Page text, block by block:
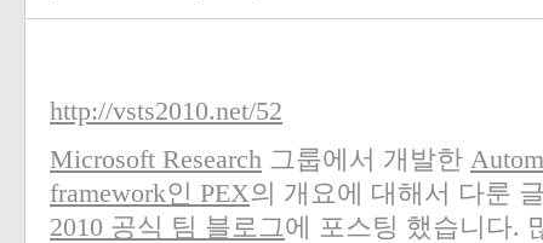
http://vsts2010.net/52
Microsoft Research 그룹에서 개발한
framework인 PEX의 개요에 대해서 다룬
2010 공식 팀 블로그에 포스팅 했습니다.